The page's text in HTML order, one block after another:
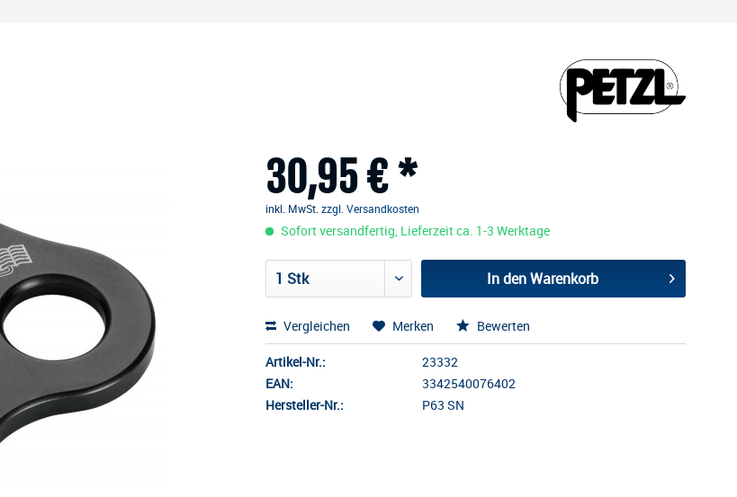
30,95 € *
inkl. MwSt. zzgl. Versandkosten
Sofort versandfertig, Lieferzeit ca. 1-3 Werktage
In denWarenkorb
Vergleichen Merken Bewerten
Artikel-Nr.:
23332
EAN:
3342540076402
Hersteller-Nr.:
P63 SN